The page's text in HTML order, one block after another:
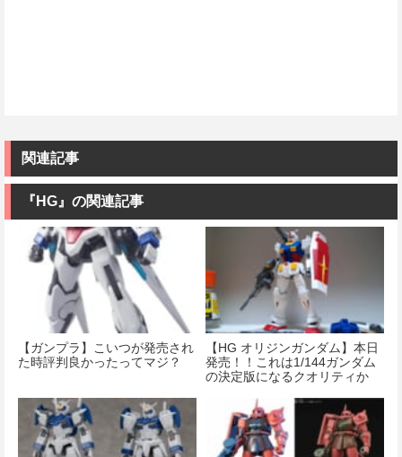
関連記事
『HG』の関連記事
【ガンプラ】こいつが発売され
た時評判良かったってマジ？
【HG オリジンガンダム】本日
発売！！これは1/144ガンダム
の決定版になるクオリティか